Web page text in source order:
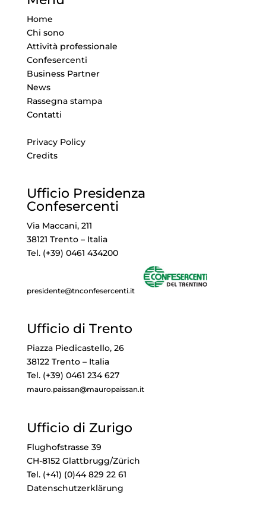
Home
Chi sono
Attività professionale
Confesercenti
Business Partner
News
Rassegna stampa
Contatti
Privacy Policy
Credits
Ufficio Presidenza
Confesercenti
Via Maccani, 211
38121 Trento – Italia
Tel. (+39) 0461 434200
presidente@tnconfesercenti.it
Ufficio di Trento
Piazza Piedicastello, 26
38122 Trento – Italia
Tel. (+39) 0461 234 627
mauro.paissan@mauropaissan.it
Ufficio di Zurigo
Flughofstrasse 39
CH-8152 Glattbrugg/Zürich
Tel. (+41) (0)44 829 22 61
Datenschutzerklärung